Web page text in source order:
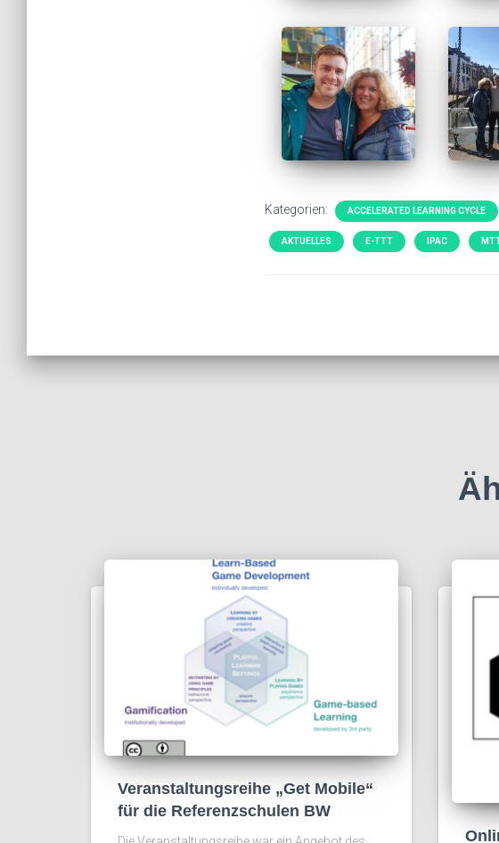
Kategorien: ACCELERATED LEARNING CYCLE
AKTUELLES E-TTT IPAC
Veranstaltungsreihe „Get Mobile“
für die Referenzschulen BW